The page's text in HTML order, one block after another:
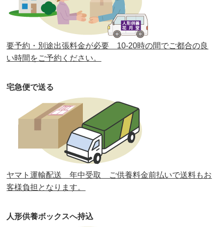
第37回人形供養祭 令和2年6月8日(月)
第36回人形供養祭 令和2年4月16日(木)
第35回人形供養祭令和2年2月13日(木)
第33回人形供養祭
第32回人形供養祭 令和元年6月12日(水)
第31回人形供養祭 平成31年3月13日(水)
第30回人形供養祭平成30年11月28日(水)
第29回人形供養祭平成30年5月23日(水)
第27回人形供養祭平成29年6月14日(水)
要予約・別途出張料金が必要 10-20時の間でご都合の良
い時間をご予約ください。
宅急便で送る
ヤマト運輸配送 年中受取 ご供養料金前払いで送料もお
客様負担となります。
人形供養ボックスへ持込